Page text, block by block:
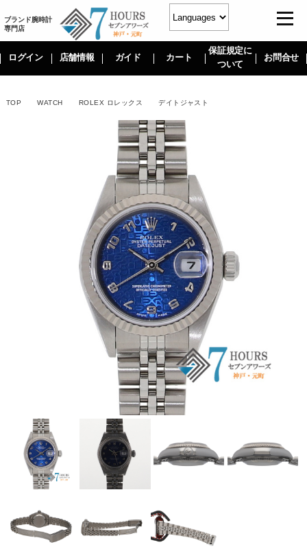
ブランド腕時計
専門店
ログイン 店舗情報 ガイド カート
保証規定に
ついて
お問合せ
TOP WATCH ROLEX ロレックス デイトジャスト